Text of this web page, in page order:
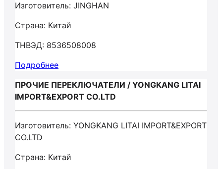
Изготовитель: JINGHAN
Страна: Китай
ТНВЭД: 8536508008
Подробнее
ПРОЧИЕ ПЕРЕКЛЮЧАТЕЛИ / YONGKANG LITAI
IMPORT&EXPORT CO.LTD
Изготовитель: YONGKANG LITAI IMPORT&EXPORT
CO.LTD
Страна: Китай